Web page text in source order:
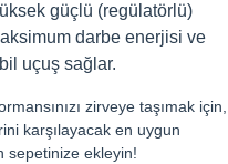
güçlü (regülatörlü)
darbe enerjisi ve
uçuş sağlar.
zirveye taşımak için,
karşılayacak en uygun
sepetinize ekleyin!